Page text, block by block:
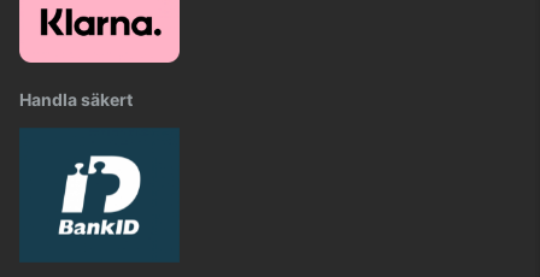
Handla säkert